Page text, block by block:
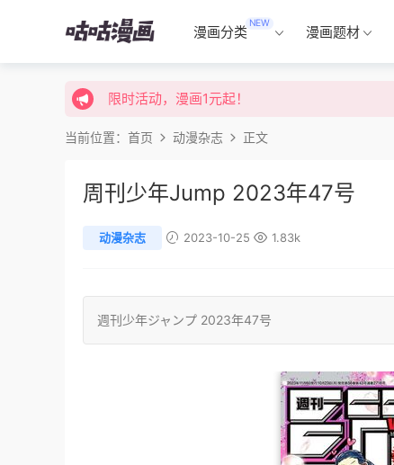
漫画分类
NEW
漫画题材
限时活动，漫画1元起！
限时特价购买终身会员享受全站免费体验！
限时活动，漫画1元起！
限时特价购买终身会员享受全站免费体验！
当前位置： 首页 动漫杂志 正文
周刊少年Jump 2023年47号
动漫杂志 2023-10-25 1.83k
週刊少年ジャンプ 2023年47号